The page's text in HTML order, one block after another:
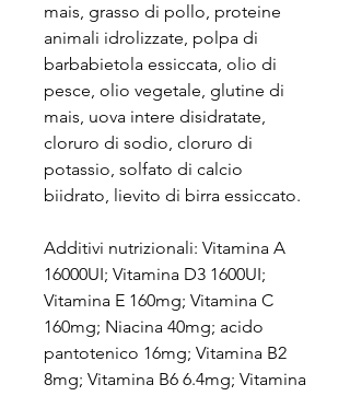
mais, grasso di pollo, proteine
animali idrolizzate, polpa di
barbabietola essiccata, olio di
pesce, olio vegetale, glutine di
mais, uova intere disidratate,
cloruro di sodio, cloruro di
potassio, solfato di calcio
biidrato, lievito di birra essiccato.
Additivi nutrizionali: Vitamina A
16000UI; Vitamina D3 1600UI;
Vitamina E 160mg; Vitamina C
160mg; Niacina 40mg; acido
pantotenico 16mg; Vitamina B2
8mg; Vitamina B6 6.4mg; Vitamina